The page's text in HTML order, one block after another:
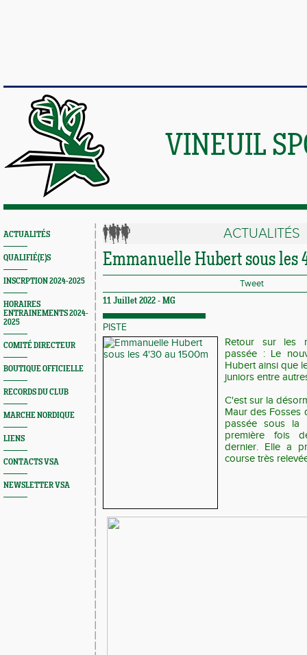
VINEUIL
ACTUALITÉS
QUALIFIÉ(E)S
INSCRPTION 2024-2025
HORAIRES
ENTRAINEMENTS 2024-
2025
COMITÉ DIRECTEUR
BOUTIQUE OFFICIELLE
RECORDS DU CLUB
MARCHE NORDIQUE
LIENS
CONTACTS VSA
NEWSLETTER VSA
ACTUALITÉS
Emmanuelle Hubert sous les
Tweet
11 Juillet 2022 - MG
PISTE
Retour sur les
passée : Le
Hubert ainsi que
juniors entre
C'est sur la
Maur des Fosses
passée sous
première fois
dernier. Elle a
course très